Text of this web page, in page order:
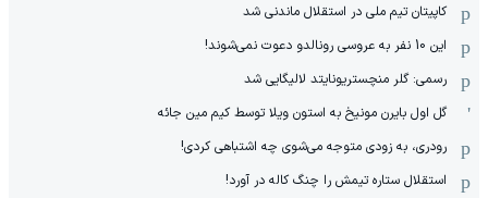
کاپیتان تیم ملی در استقلال ماندنی شد
این 10 نفر به عروسی رونالدو دعوت نمی‌شوند!
رسمی: گلر منچستریونایتد لالیگایی شد
گل اول بایرن مونیخ به استون ویلا توسط کیم مین جائه
رودری، به زودی متوجه می‌شوی چه اشتباهی کردی!
استقلال ستاره تیمش را چنگ کاله در آورد!